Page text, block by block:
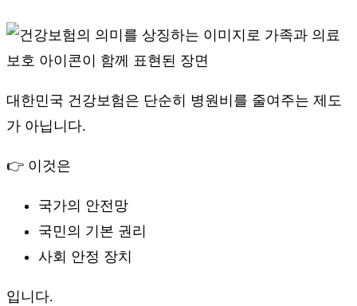
대한민국 건강보험은 단순히 병원비를 줄여주는 제도
가 아닙니다.
👉 이것은
국가의 안전망
국민의 기본 권리
사회 안정 장치
입니다.